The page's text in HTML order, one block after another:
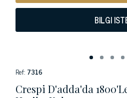
BILGI
Ref: 7316
Crespi D'adda'da